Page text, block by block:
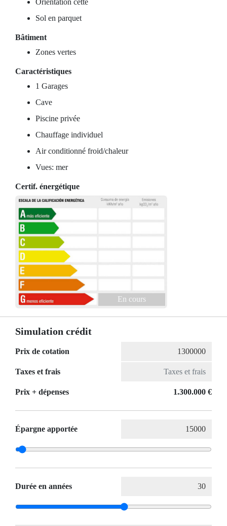
Orientation cette
Sol en parquet
Bâtiment
Zones vertes
Caractéristiques
1 Garages
Cave
Piscine privée
Chauffage individuel
Air conditionné froid/chaleur
Vues: mer
Certif. énergétique
En cours
Simulation crédit
Prix de cotation
Taxes et frais
Prix ​​+ dépenses 1.300.000 €
Épargne apportée
Durée en années